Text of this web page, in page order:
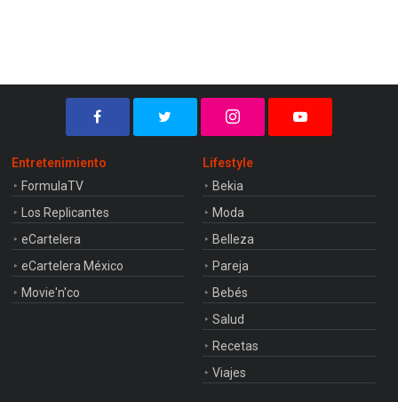
Entretenimiento
FormulaTV
Los Replicantes
eCartelera
eCartelera México
Movie'n'co
Lifestyle
Bekia
Moda
Belleza
Pareja
Bebés
Salud
Recetas
Viajes